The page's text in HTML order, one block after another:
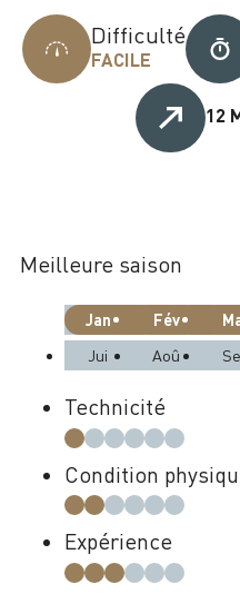
Difficulté
FACILE
12
Meilleure saison
Jan Fév
Jui
Aoû
Technicité
Condition
Expérience